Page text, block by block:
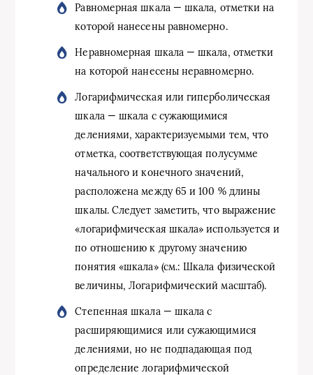
Равномерная шкала — шкала, отметки на
которой нанесены равномерно.
Неравномерная шкала — шкала, отметки
на которой нанесены неравномерно.
Логарифмическая или гиперболическая
шкала — шкала с сужающимися
делениями, характеризуемыми тем, что
отметка, соответствующая полусумме
начального и конечного значений,
расположена между 65 и 100 % длины
шкалы. Следует заметить, что выражение
«логарифмическая шкала» используется и
по отношению к другому значению
понятия «шкала» (см.: Шкала физической
величины, Логарифмический масштаб).
Степенная шкала — шкала с
расширяющимися или сужающимися
делениями, но не подпадающая под
определение логарифмической